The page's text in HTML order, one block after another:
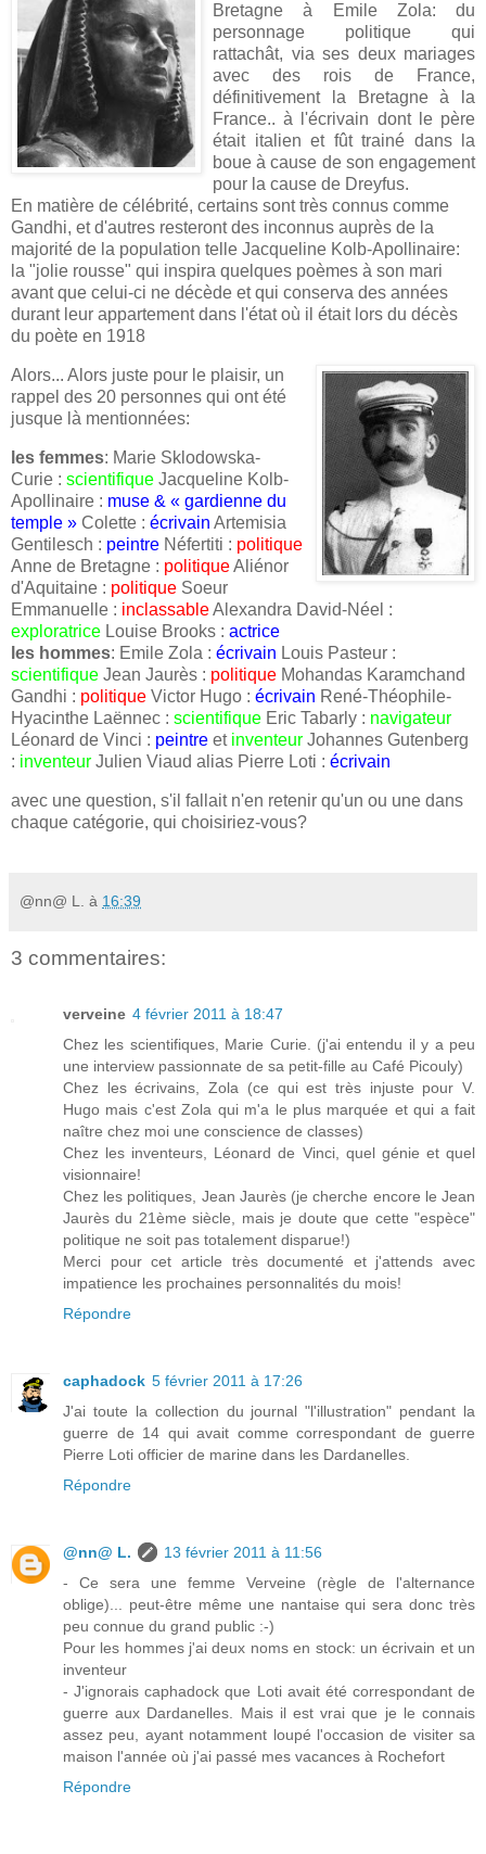
Bretagne à Emile Zola: du
personnage politique qui
rattachât, via ses deux mariages
avec des rois de France,
définitivement la Bretagne à la
France.. à l'écrivain dont le père
était italien et fût trainé dans la
boue à cause de son engagement
pour la cause de Dreyfus.
En matière de célébrité, certains sont très connus comme
Gandhi, et d'autres resteront des inconnus auprès de la
majorité de la population telle Jacqueline Kolb-Apollinaire:
la "jolie rousse" qui inspira quelques poèmes à son mari
avant que celui-ci ne décède et qui conserva des années
durant leur appartement dans l'état où il était lors du décès
du poète en 1918
A lors... Alors juste pour le plaisir, un
rappel des 20 personnes qui ont été
jusque là mentionnées:
les femmes: Marie Sklodowska-
Curie : scientifique Jacqueline Kolb-
Apollinaire : muse & « gardienne du
temple » Colette : écrivain Artemisia
Gentilesch : peintre Néfertiti : politique
Anne de Bretagne : politiqueAliénor
d'Aquitaine : politique Soeur
Emmanuelle : inclassableAlexandra David-Néel :
exploratrice Louise Brooks : actrice
les hommes: Emile Zola : écrivain Louis Pasteur :
scientifique Jean Jaurès : politique Mohandas Karamchand
Gandhi : politique Victor Hugo : écrivain René-Théophile-
Hyacinthe Laënnec : scientifique Eric Tabarly : navigateur
Léonard de Vinci : peintre et inventeur Johannes Gutenberg
: inventeur Julien Viaud alias Pierre Loti : écrivain
avec une question, s'il fallait n'en retenir qu'un ou une dans
chaque catégorie, qui choisiriez-vous?
@nn@ L. à 16:39
3 commentaires:
verveine 4 février 2011 à 18:47
Chez les scientifiques, Marie Curie. (j'ai entendu il y a peu
une interview passionnate de sa petit-fille au Café Picouly)
Chez les écrivains, Zola (ce qui est très injuste pour V.
Hugo mais c'est Zola qui m'a le plus marquée et qui a fait
naître chez moi une conscience de classes)
Chez les inventeurs, Léonard de Vinci, quel génie et quel
visionnaire!
Chez les politiques, Jean Jaurès (je cherche encore le Jean
Jaurès du 21ème siècle, mais je doute que cette "espèce"
politique ne soit pas totalement disparue!)
Merci pour cet article très documenté et j'attends avec
impatience les prochaines personnalités du mois!
Répondre
caphadock 5 février 2011 à 17:26
J'ai toute la collection du journal "l'illustration" pendant la
guerre de 14 qui avait comme correspondant de guerre
Pierre Loti officier de marine dans les Dardanelles.
Répondre
@nn@ L.
13 février 2011 à 11:56
- Ce sera une femme Verveine (règle de l'alternance
oblige)... peut-être même une nantaise qui sera donc très
peu connue du grand public :-)
Pour les hommes j'ai deux noms en stock: un écrivain et un
inventeur
- J'ignorais caphadock que Loti avait été correspondant de
guerre aux Dardanelles. Mais il est vrai que je le connais
assez peu, ayant notamment loupé l'occasion de visiter sa
maison l'année où j'ai passé mes vacances à Rochefort
Répondre